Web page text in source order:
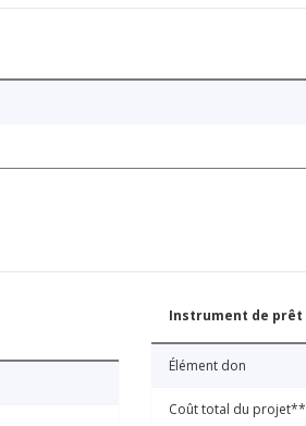
Instrument de prêt
Élément don
Coût total du projet**